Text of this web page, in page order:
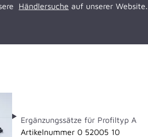
Händlersuche auf unserer Website.
Ergänzungssätze für Profiltyp A
Artikelnummer 0 52005 10